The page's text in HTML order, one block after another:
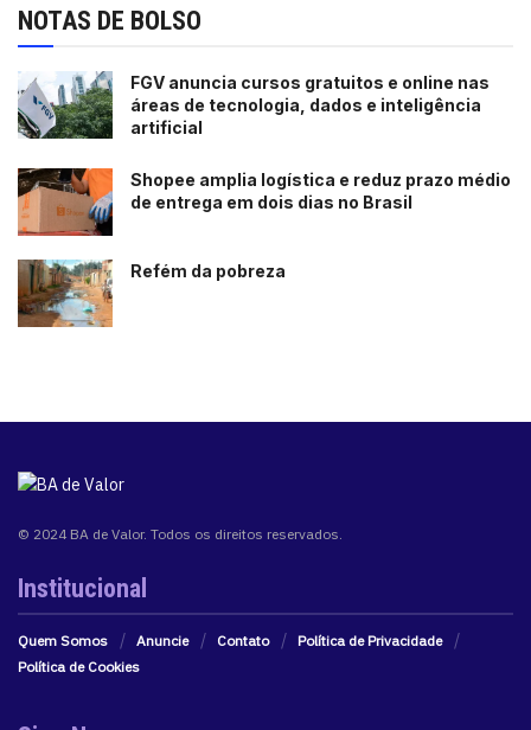
NOTAS DE BOLSO
FGV anuncia cursos gratuitos e online nas
áreas de tecnologia, dados e inteligência
artificial
Shopee amplia logística e reduz prazo médio
de entrega em dois dias no Brasil
Refém da pobreza
© 2024 BA de Valor. Todos os direitos reservados.
Institucional
Quem Somos Anuncie Contato
Política de Privacidade
Política de Cookies